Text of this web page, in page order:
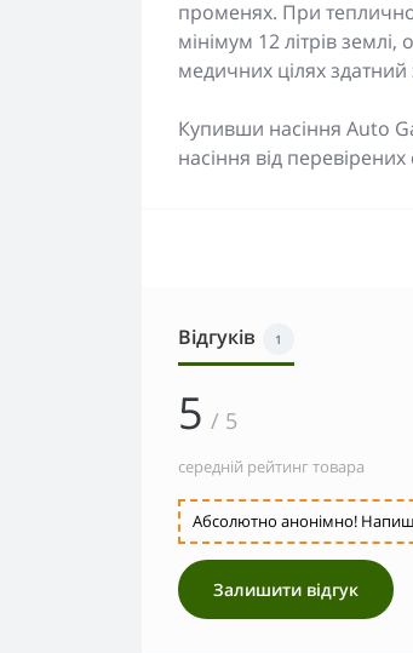
променях. При
мінімум 12 літрів
медичних цілях здатний
Купивши насіння Auto
насіння від перевірених
Відгуків 1
5 / 5
середній рейтинг товара
Абсолютно анонімно!
Залишити відгук